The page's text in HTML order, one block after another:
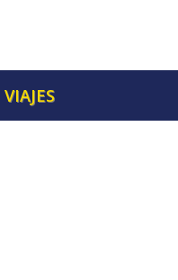
VIAJES